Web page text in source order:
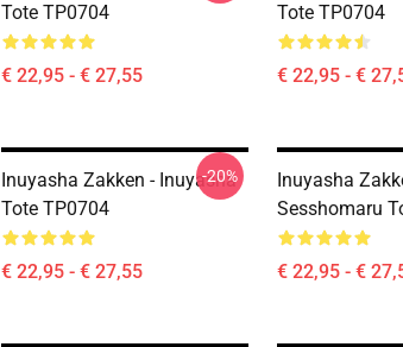
Tote TP0704
€ 22,95 - € 27,55
Tote TP0704
€ 22,95 - €
Inuyasha Zakken - Inuyasha
Tote TP0704
€ 22,95 - € 27,55
-20%
Inuyasha
Sesshomaru
€ 22,95 - €